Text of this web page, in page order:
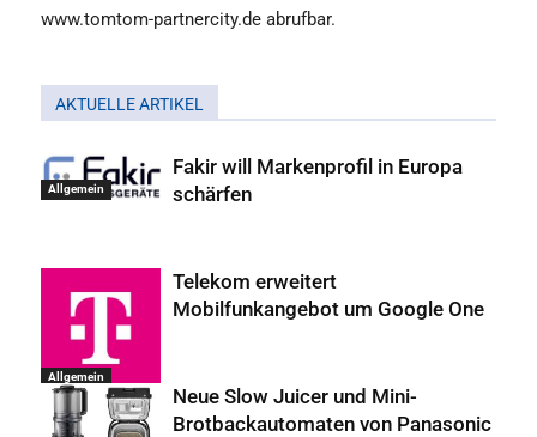
www.tomtom-partnercity.de abrufbar.
AKTUELLE ARTIKEL
Allgemein
Fakir will Markenprofil in Europa
schärfen
Allgemein
Telekom erweitert
Mobilfunkangebot um Google One
Neue Slow Juicer und Mini-
Brotbackautomaten von Panasonic